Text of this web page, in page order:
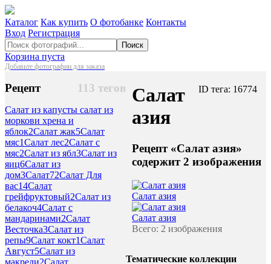
Каталог Как купить О фотобанке Контакты
Вход Регистрация
Поиск
Корзина пуста
Добавьте фотографии для заказа
113 тегов
Рецепт
Салат из капусты салат из
моркови хрена и
яблок2Салат жак5Салат
мяс1Салат лес2Салат с
мяс2Салат из ябл3Салат из
яиц6Салат из
дом3Салат72Салат Для
вас14Салат
грейфруктовый2Салат из
белакоч4Салат с
мандаринами2Салат
Весточка3Салат из
репы9Салат кокт1Салат
Август5Салат из
ID тега: 16774
Салат
азия
Рецепт «Салат азия»
содержит 2 изображения
Салат азия
Салат азия
Всего: 2 изображения
Тематические коллекции